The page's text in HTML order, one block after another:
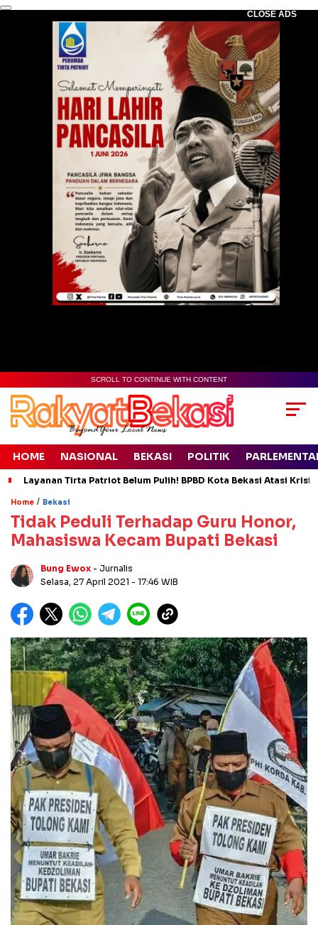
CLOSE ADS
SCROLL TO CONTINUE WITH CONTENT
HOME NASIONAL BEKASI POLITIK
Layanan Tirta Patriot Belum Pulih! BPBD Kota Bekasi Atasi
Home / Bekasi
Tidak Peduli Terhadap Guru Honor,
Mahasiswa Kecam Bupati Bekasi
Bung Ewox - Jurnalis
Selasa, 27 April 2021 - 17:46 WIB